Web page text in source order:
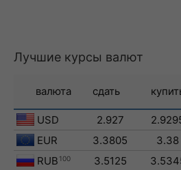
Лучшие курсы валют
валюта сдать
USD 2.927
EUR
3.3805 3.38
RUB 100 3.5125